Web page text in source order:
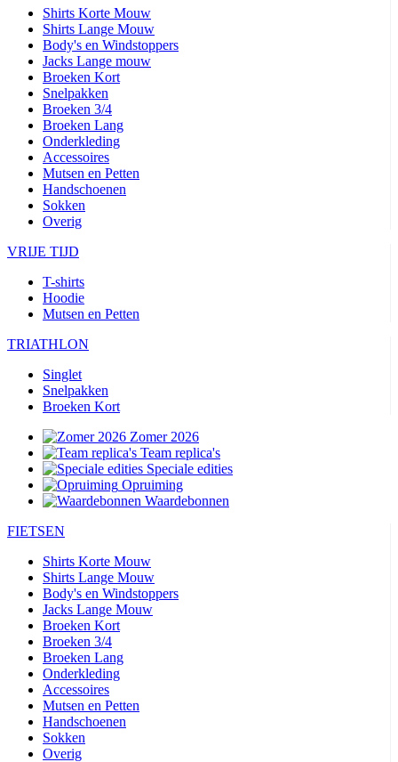
Shirts Korte Mouw
Shirts Lange Mouw
Body's en Windstoppers
Jacks Lange mouw
Broeken Kort
Snelpakken
Broeken 3/4
Broeken Lang
Onderkleding
Accessoires
Mutsen en Petten
Handschoenen
Sokken
Overig
VRIJE TIJD
T-shirts
Hoodie
Mutsen en Petten
TRIATHLON
Singlet
Snelpakken
Broeken Kort
Zomer 2026
Team replica's
Speciale edities
Opruiming
Waardebonnen
FIETSEN
Shirts Korte Mouw
Shirts Lange Mouw
Body's en Windstoppers
Jacks Lange Mouw
Broeken Kort
Broeken 3/4
Broeken Lang
Onderkleding
Accessoires
Mutsen en Petten
Handschoenen
Sokken
Overig